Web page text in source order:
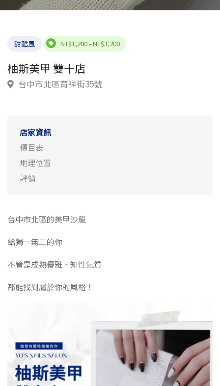
甜酷風 NT$1,200 - NT$3,200
柚斯美甲 雙十店
台中市北區育祥街35號
店家資訊
價目表
地理位置
評價
台中市北區的美甲沙龍
給獨一無二的你
不管是成熟優雅、知性氣質
都能找到屬於你的風格！